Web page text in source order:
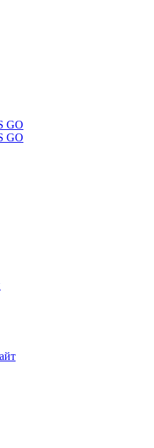
GO
GO